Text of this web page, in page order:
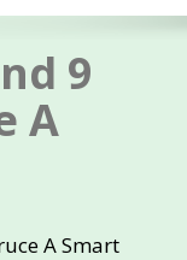
9
A
A Smart